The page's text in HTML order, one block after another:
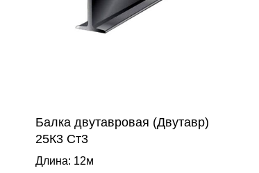
Балка двутавровая (Двутавр)
25К3 Ст3
Длина: 12м